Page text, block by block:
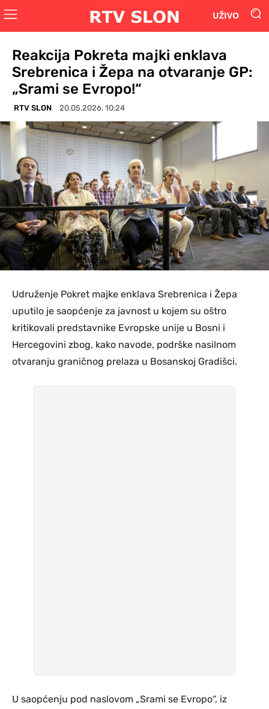
UŽIVO
Reakcija Pokreta majki enklava
Srebrenica i Žepa na otvaranje GP:
„Srami se Evropo!“
RTV SLON 20.05.2026. 10:24
Udruženje Pokret majke enklava Srebrenica i Žepa
uputilo je saopćenje za javnost u kojem su oštro
kritikovali predstavnike Evropske unije u Bosni i
Hercegovini zbog, kako navode, podrške nasilnom
otvaranju graničnog prelaza u Bosanskoj Gradišci.
U saopćenju pod naslovom „Srami se Evropo“, iz